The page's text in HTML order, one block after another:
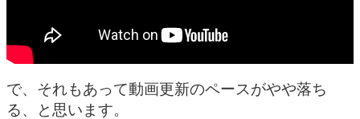
で、それもあって動画更新のペースがやや落ち
る、と思います。